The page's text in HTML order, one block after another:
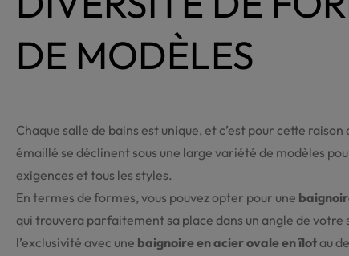
DE MODÈLES
Chaque salle de bains est unique, et c’est pour cette
émaillé se déclinent sous une large variété de modèles
exigences et tous les styles.
En termes de formes, vous pouvez opter pour une
qui trouvera parfaitement sa place dans un angle de votre
l’exclusivité avec une baignoire en acier ovale en îlotau